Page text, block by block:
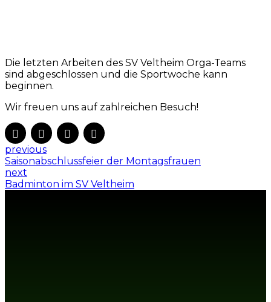
Die letzten Arbeiten des SV Veltheim Orga-Teams
sind abgeschlossen und die Sportwoche kann
beginnen.
Wir freuen uns auf zahlreichen Besuch!
previous
Saisonabschlussfeier der Montagsfrauen
next
Badminton im SV Veltheim